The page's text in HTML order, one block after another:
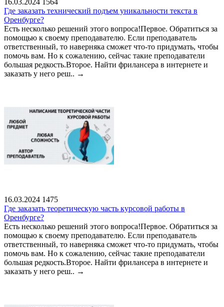
Где заказать технический подъем уникальности текста в
Оренбурге?
Есть несколько решений этого вопроса!Первое. Обратиться за
помощью к своему преподавателю. Если преподаватель
ответственный, то наверняка сможет что-то придумать, чтобы
помочь вам. Но к сожалению, сейчас такие преподаватели
большая редкость.Второе. Найти фрилансера в интернете и
заказать у него реш.. →
16.03.2024 1475
Где заказать теоретическую часть курсовой работы в
Оренбурге?
Есть несколько решений этого вопроса!Первое. Обратиться за
помощью к своему преподавателю. Если преподаватель
ответственный, то наверняка сможет что-то придумать, чтобы
помочь вам. Но к сожалению, сейчас такие преподаватели
большая редкость.Второе. Найти фрилансера в интернете и
заказать у него реш.. →